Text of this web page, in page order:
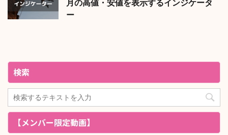
月の高値・安値を表示するインジケータ
ー
検索
【メンバー限定動画】